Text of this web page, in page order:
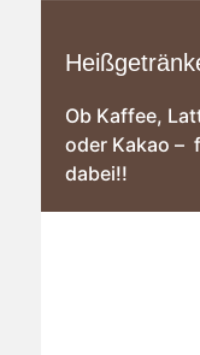
Ob Kaffee,
oder Kakao –
dabei!!